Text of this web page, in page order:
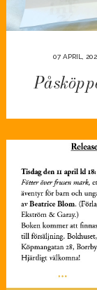
07 APRIL,